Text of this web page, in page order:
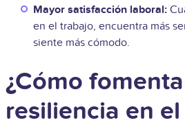
Mayor satisfacción laboral:
en el trabajo, encuentra más
siente más cómodo.
¿Cómo
resiliencia en